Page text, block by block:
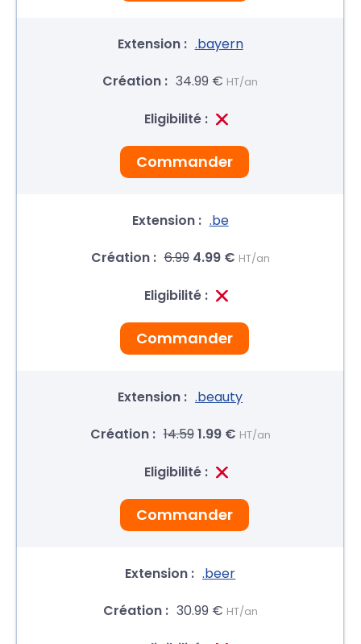
.bayern
34.99 € HT/an
Commander
.be
6.99 4.99 € HT/an
Commander
.beauty
14.591.99 € HT/an
Commander
.beer
30.99 € HT/an